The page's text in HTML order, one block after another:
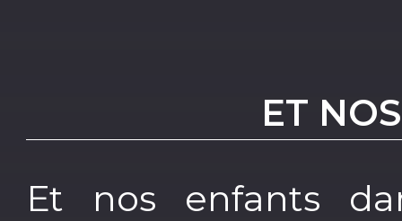
ET
Et nos enfants